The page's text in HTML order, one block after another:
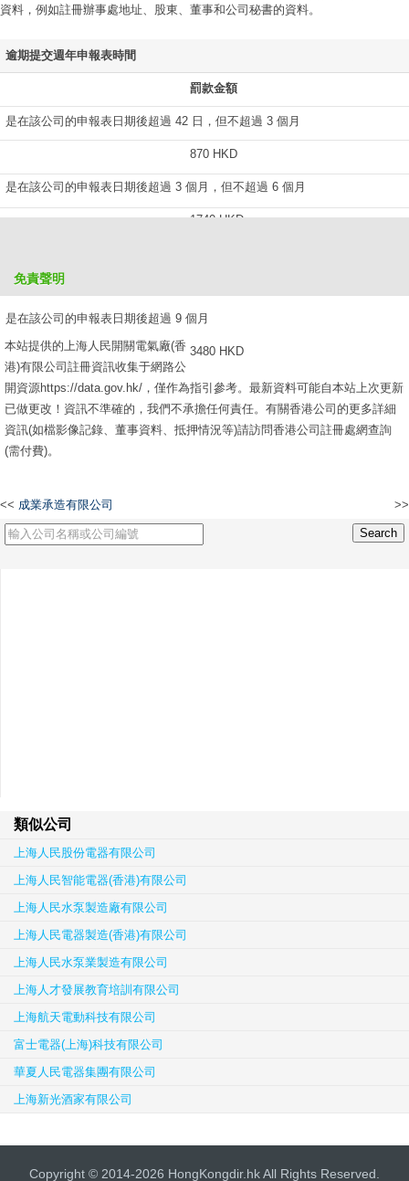
資料，例如註冊辦事處地址、股東、董事和公司秘書的資料。
逾期提交週年申報表時間
罰款金額
是在該公司的申報表日期後超過 42 日，但不超過 3 個月
870 HKD
是在該公司的申報表日期後超過 3 個月，但不超過 6 個月
1740 HKD
是在該公司的申報表日期後超過 9 個月
3480 HKD
免責聲明
本站提供的上海人民開關電氣廠(香
港)有限公司註冊資訊收集于網路公
開資源https://data.gov.hk/，僅作為指引參考。最新資料可能自本站上次更新
已做更改！資訊不準確的，我們不承擔任何責任。有關香港公司的更多詳細
資訊(如檔影像記錄、董事資料、抵押情況等)請訪問香港公司註冊處網查詢
(需付費)。
<< 成業承造有限公司 >>
類似公司
上海人民股份電器有限公司
上海人民智能電器(香港)有限公司
上海人民水泵製造廠有限公司
上海人民電器製造(香港)有限公司
上海人民水泵業製造有限公司
上海人才發展教育培訓有限公司
上海航天電動科技有限公司
富士電器(上海)科技有限公司
華夏人民電器集團有限公司
上海新光酒家有限公司
Copyright © 2014-2026 HongKongdir.hk All Rights Reserved.